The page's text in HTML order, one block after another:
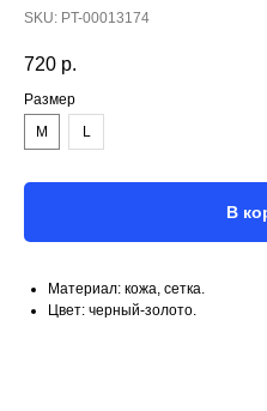
SKU: PT-00013174
720 р.
Размер
M
L
В
Материал: кожа, сетка.
Цвет: черный-золото.